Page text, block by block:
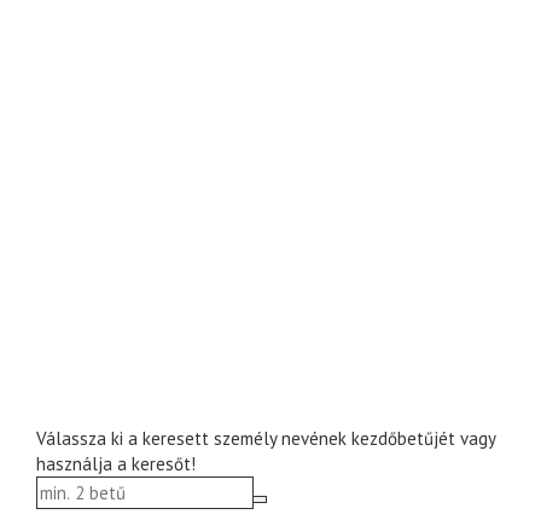
Válassza ki a keresett személy nevének kezdőbetűjét vagy
használja a keresőt!